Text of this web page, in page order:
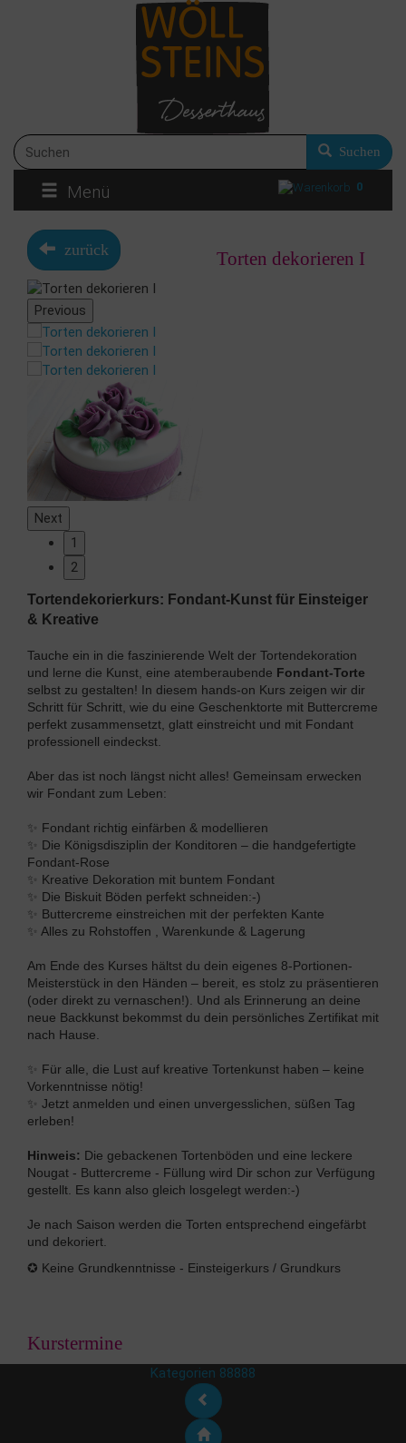
Suchen
Menü 0
zurück Torten dekorieren I
Previous
Next
1
2
Tortendekorierkurs: Fondant-Kunst für Einsteiger
& Kreative
Tauche ein in die faszinierende Welt der Tortendekoration
und lerne die Kunst, eine atemberaubende Fondant-Torte
selbst zu gestalten! In diesem hands-on Kurs zeigen wir dir
Schritt für Schritt, wie du eine Geschenktorte mit Buttercreme
perfekt zusammensetzt, glatt einstreicht und mit Fondant
professionell eindeckst.
Aber das ist noch längst nicht alles! Gemeinsam erwecken
wir Fondant zum Leben:
✨ Fondant richtig einfärben & modellieren
✨ Die Königsdisziplin der Konditoren – die handgefertigte
Fondant-Rose
✨ Kreative Dekoration mit buntem Fondant
✨ Die Biskuit Böden perfekt schneiden:-)
✨ Buttercreme einstreichen mit der perfekten Kante
✨ Alles zu Rohstoffen , Warenkunde & Lagerung
Am Ende des Kurses hältst du dein eigenes 8-Portionen-
Meisterstück in den Händen – bereit, es stolz zu präsentieren
(oder direkt zu vernaschen!). Und als Erinnerung an deine
neue Backkunst bekommst du dein persönliches Zertifikat mit
nach Hause.
✨ Für alle, die Lust auf kreative Tortenkunst haben – keine
Vorkenntnisse nötig!
✨ Jetzt anmelden und einen unvergesslichen, süßen Tag
erleben!
Hinweis: Die gebackenen Tortenböden und eine leckere
Nougat - Buttercreme - Füllung wird Dir schon zur Verfügung
gestellt. Es kann also gleich losgelegt werden:-)
Je nach Saison werden die Torten entsprechend eingefärbt
und dekoriert.
✪ Keine Grundkenntnisse - Einsteigerkurs / Grundkurs
Kurstermine
Kategorien 88888